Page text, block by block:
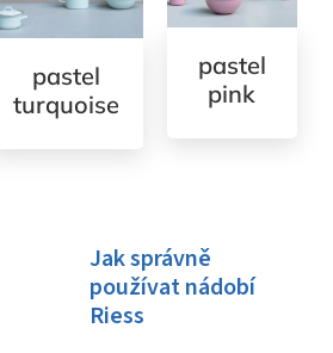
pastel
turquoise
pastel
pink
Jak správně
používat nádobí
Riess